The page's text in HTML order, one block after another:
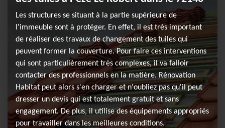
Les structures se situant à la partie supérieure de
l'immeuble sont à protéger. En effet, il est très important
de réaliser des travaux de changement des tuiles qui
peuvent former la couverture. Pour faire ces interventions
qui sont particulièrement très complexes, il va falloir
contacter des professionnels en la matière. Rénovation
Habitat peut alors s'en charger et n'oubliez pas qu'il peut
dresser un devis qui est totalement gratuit et sans
engagement. De plus, il utilise des équipements appropriés
pour travailler dans les meilleures conditions.